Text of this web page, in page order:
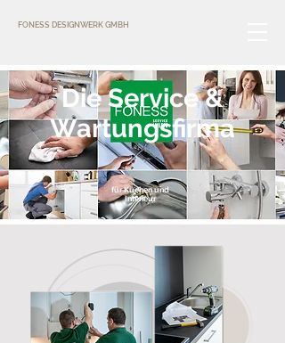
FONESS DESIGNWERK GMBH
Die Service &
Wartungsfirma
für Küchen und
Interieur